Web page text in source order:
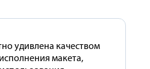
удивлена качеством
макета,